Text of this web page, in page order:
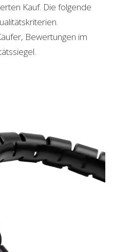
Kauf. Die folgende
Bewertungen im